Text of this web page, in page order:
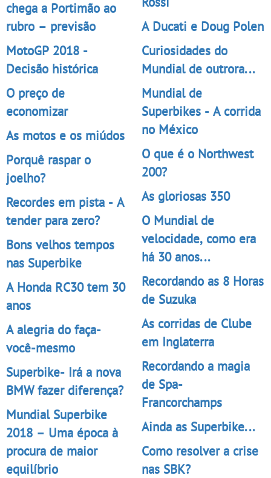
chega a Portimão ao
rubro – previsão
MotoGP 2018 -
Decisão histórica
O preço de
economizar
As motos e os miúdos
Porquê raspar o
joelho?
Recordes em pista - A
tender para zero?
Bons velhos tempos
nas Superbike
A Honda RC30 tem 30
anos
A alegria do faça-
você-mesmo
Superbike- Irá a nova
BMW fazer diferença?
Mundial Superbike
2018 – Uma época à
procura de maior
equilíbrio
A Ducati e Doug Polen
Curiosidades do
Mundial de outrora...
Mundial de
Superbikes - A corrida
no México
O que é o Northwest
200?
As gloriosas 350
O Mundial de
velocidade, como era
há 30 anos...
Recordando as 8 Horas
de Suzuka
As corridas de Clube
em Inglaterra
Recordando a magia
de Spa-
Francorchamps
Ainda as Superbike...
Como resolver a crise
nas SBK?